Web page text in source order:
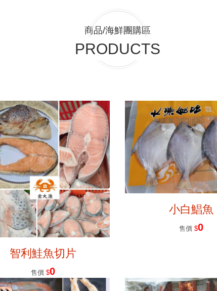
商品/海鮮團購區
PRODUCTS
智利鮭魚切片
售價$0
小白鯧魚
售價$0